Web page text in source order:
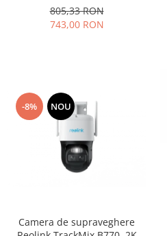
Nocturna Color, Audio
Bidirectional, Detectie
Persoane/Vehicule/Animale,
805,33 RON
743,00 RON
-8% NOU
Camera de supraveghere